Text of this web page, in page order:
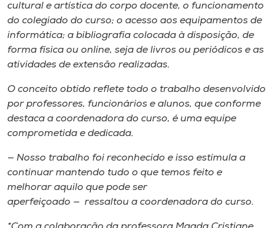
cultural e artística do corpo docente, o funcionamento
do colegiado do curso; o acesso aos equipamentos de
informática; a bibliografia colocada à disposição, de
forma física ou online, seja de livros ou periódicos e as
atividades de extensão realizadas.
O conceito obtido reflete todo o trabalho desenvolvido
por professores, funcionários e alunos, que conforme
destaca a coordenadora do curso, é uma equipe
comprometida e dedicada.
— Nosso trabalho foi reconhecido e isso estimula a
continuar mantendo tudo o que temos feito e
melhorar aquilo que pode ser
aperfeiçoado — ressaltou a coordenadora do curso.